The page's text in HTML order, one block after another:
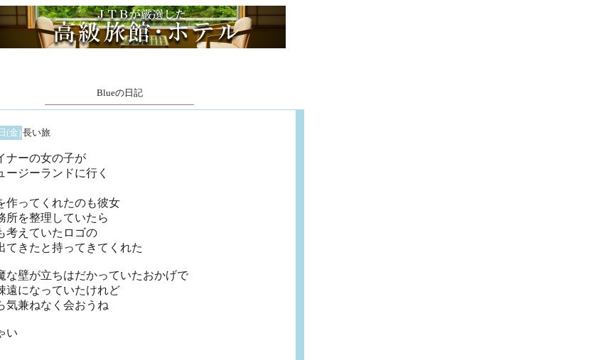
Blueの日記
(金)長い旅
ナーの女の子が
ージーランドに行く
作ってくれたのも彼女
所を整理していたら
考えていたロゴの
てきたと持ってきてくれた
な壁が立ちはだかっていたおかげで
遠になっていたけれど
気兼ねなく会おうね
い